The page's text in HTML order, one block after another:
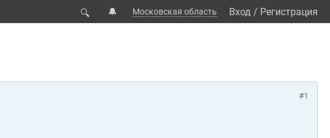
🔍 🔔 Московская область Вход / Регистрация
#1